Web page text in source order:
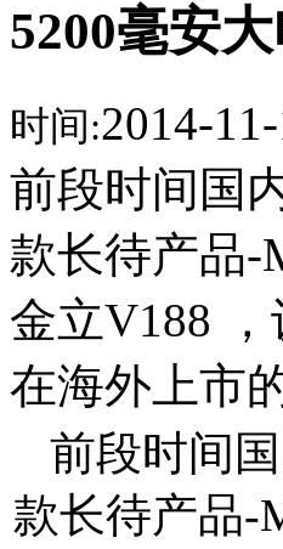
5200毫安
时间:2014-
前段时间国
款长待产品-
金立V188
在海外上市
前段时间
款长待产品-